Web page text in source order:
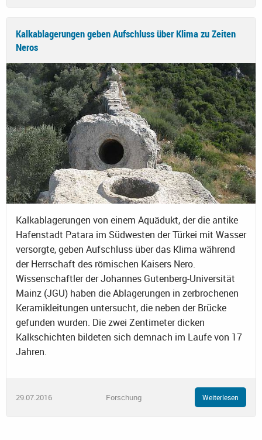
Kalkablagerungen geben Aufschluss über Klima zu Zeiten
Neros
Kalkablagerungen von einem Aquädukt, der die antike
Hafenstadt Patara im Südwesten der Türkei mit Wasser
versorgte, geben Aufschluss über das Klima während
der Herrschaft des römischen Kaisers Nero.
Wissenschaftler der Johannes Gutenberg-Universität
Mainz (JGU) haben die Ablagerungen in zerbrochenen
Keramikleitungen untersucht, die neben der Brücke
gefunden wurden. Die zwei Zentimeter dicken
Kalkschichten bildeten sich demnach im Laufe von 17
Jahren.
29.07.2016 Forschung Weiterlesen